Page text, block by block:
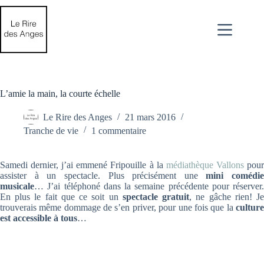
Passer
contenu
L’amie la main, la courte échelle
Le Rire des Anges
21 mars 2016
Tranche de vie
1 commentaire
Samedi dernier, j’ai emmené Fripouille à la médiathèque Vallonspour
assister à un spectacle. Plus précisément unemini comédie
musicale… J’ai téléphoné dans la semaine précédente pour réserver.
En plus le fait que ce soit un spectacle gratuit, ne gâche rien! Je
trouverais même dommage de s’en priver, pour une fois que la culture
est accessible à tous…